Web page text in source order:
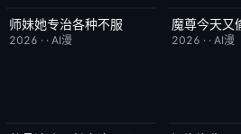
完结
师妹她专治各种不服
2026 · ·AI漫
完结
魔尊今天又
2026 · · AI漫